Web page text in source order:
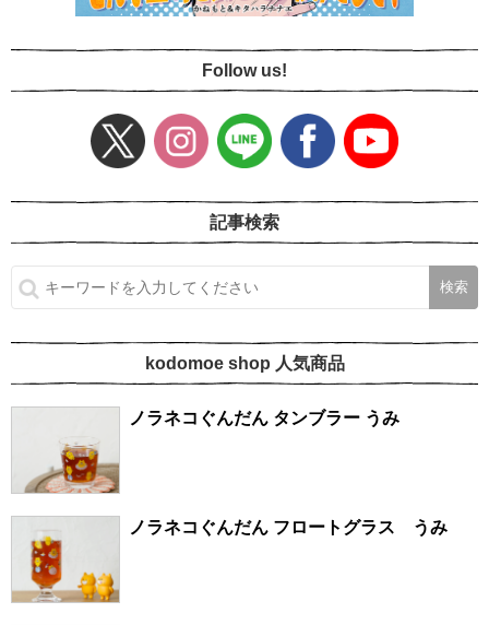
Follow us!
記事検索
kodomoe shop 人気商品
ノラネコぐんだん タンブラー うみ
ノラネコぐんだん フロートグラス うみ